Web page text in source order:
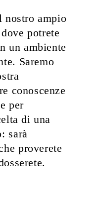
nostro ampio
potrete
un ambiente
Saremo
conoscenze
per
di una
sarà
proverete